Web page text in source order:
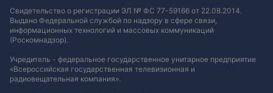
Свидетельство о регистрации ЭЛ № ФС 77-59166 от 22.08.2014.
Выдано Федеральной службой по надзору в сфере связи,
информационных технологий и массовых коммуникаций
(Роскомнадзор).
Учредитель - федеральное государственное унитарное предприятие
«Всероссийская государственная телевизионная и
радиовещательная компания».